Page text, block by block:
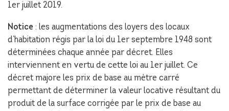
1er juillet 2019.
Notice : les augmentations des loyers des locaux
d’habitation régis par la loi du 1er septembre 1948 sont
déterminées chaque année par décret. Elles
interviennent en vertu de cette loi au 1er juillet. Ce
décret majore les prix de base au mètre carré
permettant de déterminer la valeur locative résultant du
produit de la surface corrigée par le prix de base au